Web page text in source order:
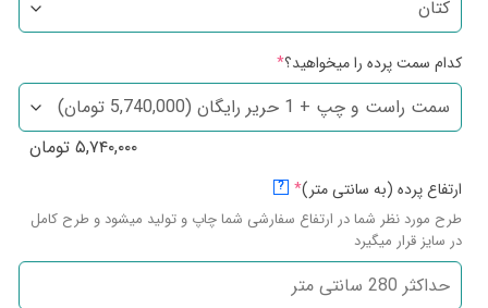
کدام سمت پرده را میخواهید؟*
۵,۷۴۰,۰۰۰ تومان
ارتفاع پرده (به سانتی متر)*
?
طرح مورد نظر شما در ارتفاع سفارشی شما چاپ و تولید میشود و طرح کامل
در سایز قرار میگیرد